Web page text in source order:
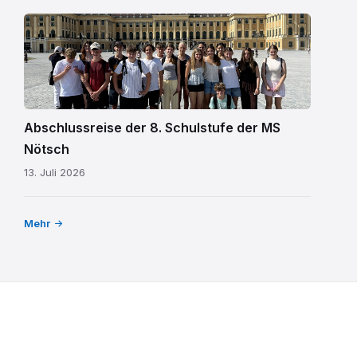
MS
Nötsch
Wien
01.png
Abschlussreise der 8. Schulstufe der MS
Nötsch
13. Juli 2026
Mehr